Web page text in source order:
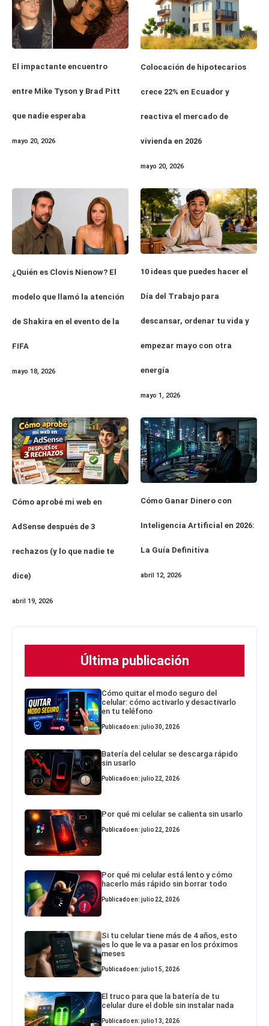
El impactante encuentro
entre Mike Tyson y Brad Pitt
que nadie esperaba
mayo 20, 2026
Colocación de hipotecarios
crece 22% en Ecuador y
reactiva el mercado de
vivienda en 2026
mayo 20, 2026
¿Quién es Clovis Nienow? El
modelo que llamó la atención
de Shakira en el evento de la
FIFA
mayo 18, 2026
10 ideas que puedes hacer el
Día del Trabajo para
descansar, ordenar tu vida y
empezar mayo con otra
energía
mayo 1, 2026
Cómo aprobé mi web en
AdSense después de 3
rechazos (y lo que nadie te
dice)
abril 19, 2026
Cómo Ganar Dinero con
Inteligencia Artificial en 2026:
La Guía Definitiva
abril 12, 2026
Última publicación
Cómo quitar el modo seguro del
celular: cómo activarlo y desactivarlo
en tu teléfono
Publicado en: julio 30, 2026
Batería del celular se descarga rápido
sin usarlo
Publicado en: julio 22, 2026
Por qué mi celular se calienta sin usarlo
Publicado en: julio 22, 2026
Por qué mi celular está lento y cómo
hacerlo más rápido sin borrar todo
Publicado en: julio 22, 2026
Si tu celular tiene más de 4 años, esto
es lo que le va a pasar en los próximos
meses
Publicado en: julio 15, 2026
El truco para que la batería de tu
celular dure el doble sin instalar nada
Publicado en: julio 13, 2026